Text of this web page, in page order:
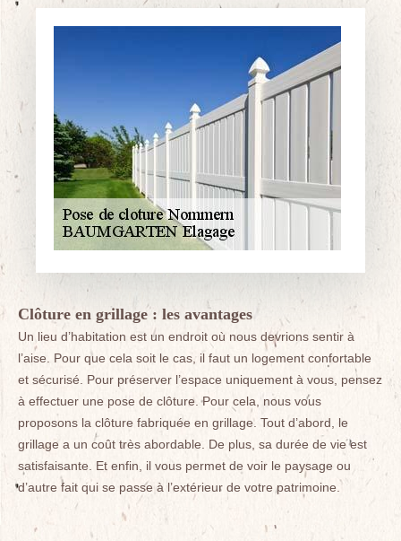
Clôture en grillage : les avantages
Un lieu d’habitation est un endroit où nous devrions sentir à
l’aise. Pour que cela soit le cas, il faut un logement confortable
et sécurisé. Pour préserver l’espace uniquement à vous, pensez
à effectuer une pose de clôture. Pour cela, nous vous
proposons la clôture fabriquée en grillage. Tout d’abord, le
grillage a un coût très abordable. De plus, sa durée de vie est
satisfaisante. Et enfin, il vous permet de voir le paysage ou
d’autre fait qui se passe à l’extérieur de votre patrimoine.